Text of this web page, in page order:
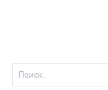
Найти: